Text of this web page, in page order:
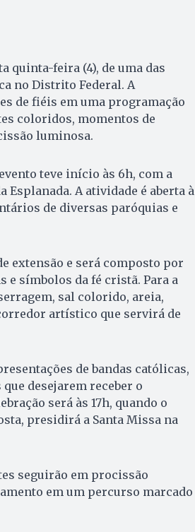
quinta-feira (4), de uma das
no Distrito Federal. A
de fiéis em uma programação
coloridos, momentos de
luminosa.
teve início às 6h, com a
A atividade é aberta à
de diversas paróquias e
extensão e será composto por
e símbolos da fé cristã. Para a
sal colorido, areia,
artístico que servirá de
de bandas católicas,
desejarem receber o
será às 17h, quando o
presidirá a Santa Missa na
seguirão em procissão
em um percurso marcado